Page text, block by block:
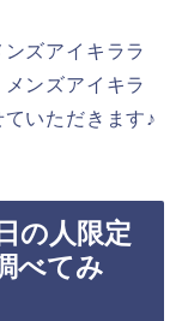
ズアイキララ
ンズアイキラ
いただきます♪
の人限定
べてみ